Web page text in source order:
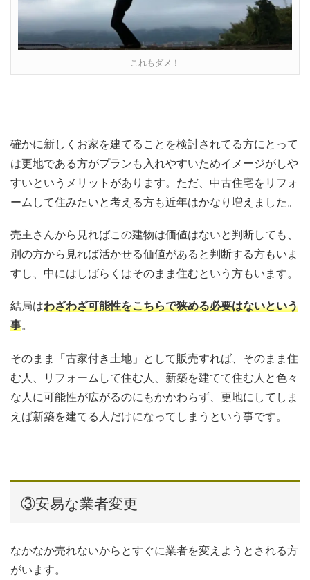
これもダメ！
確かに新しくお家を建てることを検討されてる方にとって
は更地である方がプランも入れやすいためイメージがしや
すいというメリットがあります。ただ、中古住宅をリフォ
ームして住みたいと考える方も近年はかなり増えました。
売主さんから見ればこの建物は価値はないと判断しても、
別の方から見れば活かせる価値があると判断する方もいま
すし、中にはしばらくはそのまま住むという方もいます。
結局はわざわざ可能性をこちらで狭める必要はないという
事。
そのまま「古家付き土地」として販売すれば、そのまま住
む人、リフォームして住む人、新築を建てて住む人と色々
な人に可能性が広がるのにもかかわらず、更地にしてしま
えば新築を建てる人だけになってしまうという事です。
③安易な業者変更
なかなか売れないからとすぐに業者を変えようとされる方
がいます。